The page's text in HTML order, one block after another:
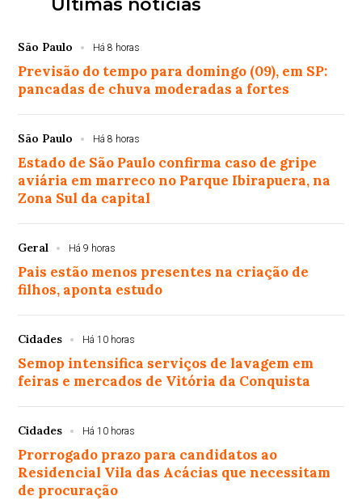
São Paulo Há 8 horas
Previsão do tempo para domingo (09), em SP:
pancadas de chuva moderadas a fortes
São Paulo Há 8 horas
Estado de São Paulo confirma caso de gripe
aviária em marreco no Parque Ibirapuera, na
Zona Sul da capital
Geral Há 9 horas
Pais estão menos presentes na criação de
filhos, aponta estudo
Cidades Há 10 horas
Semop intensifica serviços de lavagem em
feiras e mercados de Vitória da Conquista
Cidades Há 10 horas
Prorrogado prazo para candidatos ao
Residencial Vila das Acácias que necessitam
de procuração